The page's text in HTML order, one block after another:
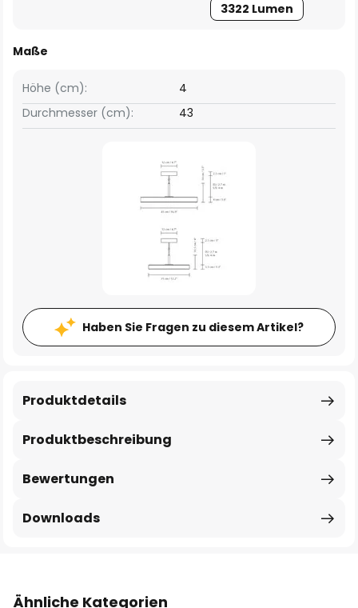
3322 Lumen
Maße
Höhe (cm):
4
Durchmesser (cm):
43
Haben Sie Fragen zu diesem Artikel?
Produktbeschreibung
Produktdetails
Bewertungen
Downloads
Ähnliche Kategorien